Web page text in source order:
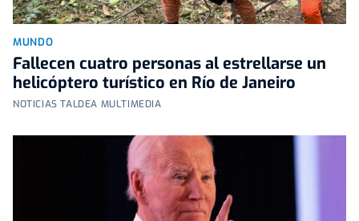
MUNDO
Fallecen cuatro personas al estrellarse un
helicóptero turístico en Río de Janeiro
NOTICIAS TALDEA MULTIMEDIA